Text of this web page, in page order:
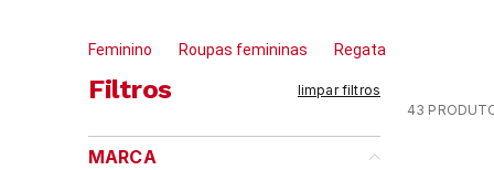
Feminino Roupas femininas Regata
Filtros limpar filtros
MARCA
43
demillus